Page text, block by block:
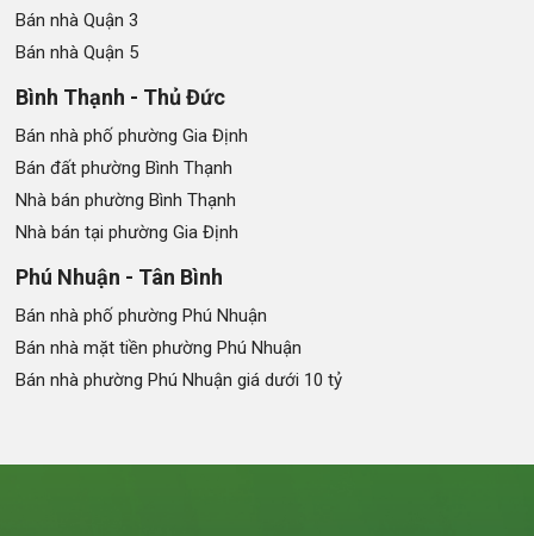
Bán nhà Quận 3
Bán nhà Quận 5
Bình Thạnh - Thủ Đức
Bán nhà phố phường Gia Định
Bán đất phường Bình Thạnh
Nhà bán phường Bình Thạnh
Nhà bán tại phường Gia Định
Phú Nhuận - Tân Bình
Bán nhà phố phường Phú Nhuận
Bán nhà mặt tiền phường Phú Nhuận
Bán nhà phường Phú Nhuận giá dưới 10 tỷ